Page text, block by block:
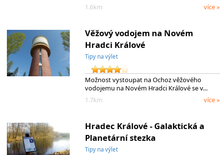
1.6km
více »
Věžový vodojem na Novém
Hradci Králové
Tipy na výlet
Možnost vystoupat na Ochoz věžového
vodojemu na Novém Hradci Králové se v…
1.7km
více »
Hradec Králové - Galaktická a
Planetární stezka
Tipy na výlet